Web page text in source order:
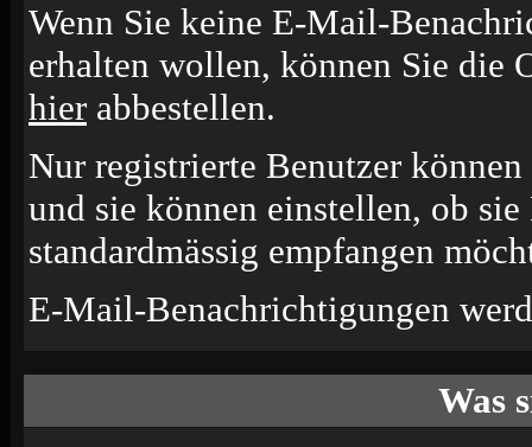
Wenn Sie keine E-Mail-
erhalten wollen, können Sie die
hier abbestellen.
Nur registrierte Benutzer
und sie können einstellen, ob
standardmässig empfangen
E-Mail-Benachrichtigungen
Was